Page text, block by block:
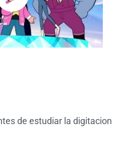
de estudiar la digitacion